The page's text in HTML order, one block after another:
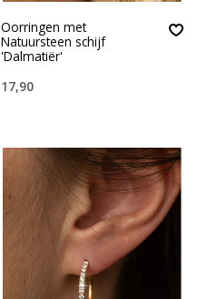
Oorringen met
Natuursteen schijf
'Dalmatiër'
17,90